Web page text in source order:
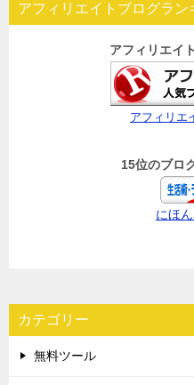
アフィリエイトブログラン
アフィリエイ
アフィリエ
15位のブロ
にほ
カテゴリー
無料ツール